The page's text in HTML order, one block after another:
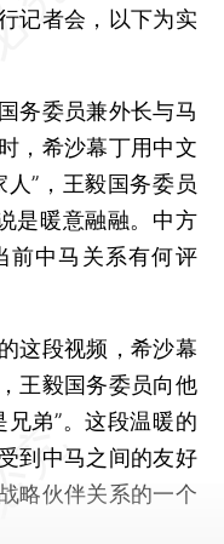
记者会，以下为实
委员兼外长与马
，希沙幕丁用中文
”，王毅国务委员
是暖意融融。中方
前中马关系有何评
段视频，希沙幕
王毅国务委员向他
弟”。这段温暖的
到中马之间的友好
略伙伴关系的一个